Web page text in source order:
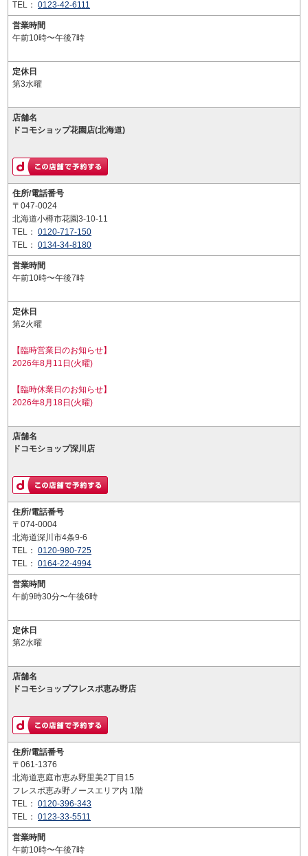
TEL： 0123-42-6111
営業時間
午前10時〜午後7時
定休日
第3水曜
店舗名
ドコモショップ花園店(北海道)
住所/電話番号
〒047-0024
北海道小樽市花園3-10-11
TEL： 0120-717-150
TEL： 0134-34-8180
営業時間
午前10時〜午後7時
定休日
第2火曜
【臨時営業日のお知らせ】
2026年8月11日(火曜)
【臨時休業日のお知らせ】
2026年8月18日(火曜)
店舗名
ドコモショップ深川店
住所/電話番号
〒074-0004
北海道深川市4条9-6
TEL： 0120-980-725
TEL： 0164-22-4994
営業時間
午前9時30分〜午後6時
定休日
第2水曜
店舗名
ドコモショップフレスポ恵み野店
住所/電話番号
〒061-1376
北海道恵庭市恵み野里美2丁目15
フレスポ恵み野ノースエリア内 1階
TEL： 0120-396-343
TEL： 0123-33-5511
営業時間
午前10時〜午後7時